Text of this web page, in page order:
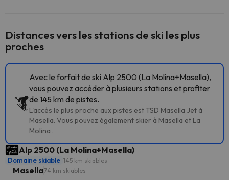
Distances vers les stations de ski les plus
proches
Avec le forfait de ski Alp 2500 (La Molina+Masella),
vous pouvez accéder à plusieurs stations et profiter
de 145 km de pistes.
L'accès le plus proche aux pistes est TSD Masella Jet à
Masella. Vous pouvez également skier à Masella et La
Molina .
Alp 2500 (La Molina+Masella)
Domaine skiable 145 km skiables
Masella74 km skiables